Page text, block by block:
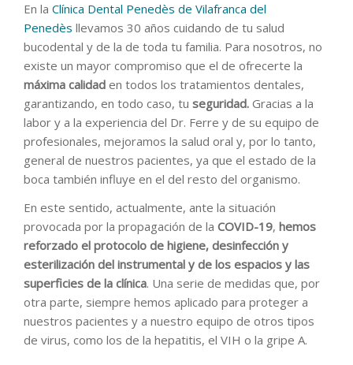
En la Clínica Dental Penedès de Vilafranca del
Penedès llevamos 30 años cuidando de tu salud
bucodental y de la de toda tu familia. Para nosotros, no
existe un mayor compromiso que el de ofrecerte la
máxima calidad en todos los tratamientos dentales,
garantizando, en todo caso, tu seguridad. Gracias a la
labor y a la experiencia del Dr. Ferre y de su equipo de
profesionales, mejoramos la salud oral y, por lo tanto,
general de nuestros pacientes, ya que el estado de la
boca también influye en el del resto del organismo.
En este sentido, actualmente, ante la situación
provocada por la propagación de la COVID-19, hemos
reforzado el protocolo de higiene, desinfección y
esterilización del instrumental y de los espacios y las
superficies de la clínica. Una serie de medidas que, por
otra parte, siempre hemos aplicado para proteger a
nuestros pacientes y a nuestro equipo de otros tipos
de virus, como los de la hepatitis, el VIH o la gripe A.